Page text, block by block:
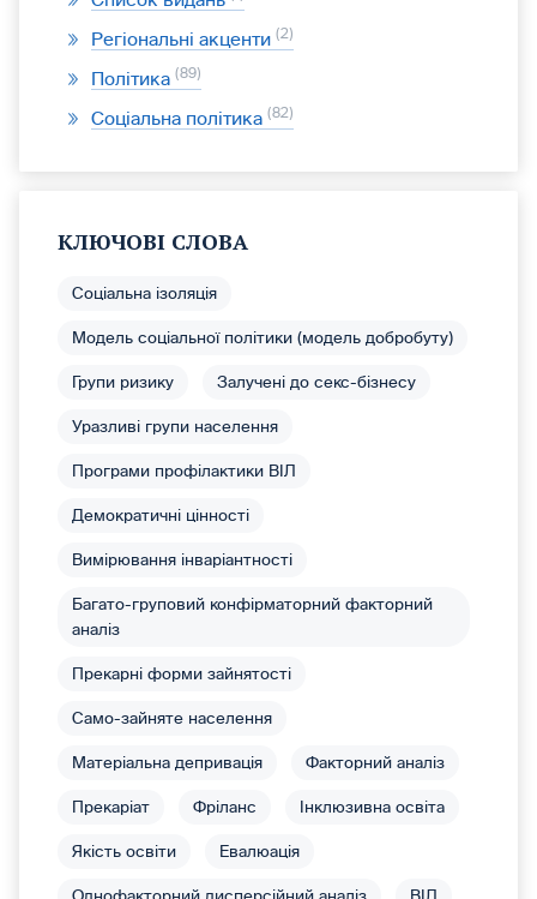
Регіональні акценти 2
Політика 89
Соціальна політика 82
КЛЮЧОВІ СЛОВА
Соціальна ізоляція
Модель соціальної політики (модель добробуту)
Групи ризику Залучені до секс-бізнесу
Уразливі групи населення
Програми профілактики ВІЛ
Демократичні цінності
Вимірювання інваріантності
Багато-груповий конфірматорний факторний
аналіз
Прекарні форми зайнятості
Само-зайняте населення
Матеріальна депривація Факторний аналіз
Прекаріат Фріланс Інклюзивна освіта
Якість освіти Евалюація